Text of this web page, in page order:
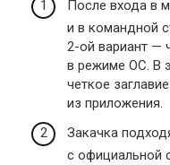
После входа в
и в командной
2-ой вариант —
в режиме ОС. В
четкое
из приложения.
Закачка
с официальной